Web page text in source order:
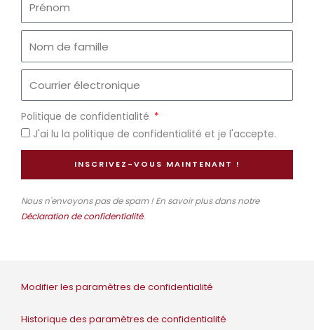
Politique de confidentialité
J'ai lu la politique de confidentialité et je l'accepte.
INSCRIVEZ-VOUS MAINTENANT !
Nous n'envoyons pas de spam ! En savoir plus dans notre
Déclaration de confidentialité.
Modifier les paramètres de confidentialité
Historique des paramètres de confidentialité